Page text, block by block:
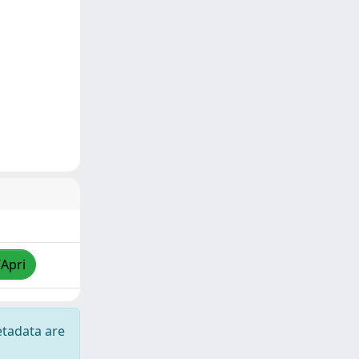
are